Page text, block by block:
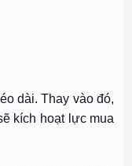
dài. Thay vào đó,
kích hoạt lực mua